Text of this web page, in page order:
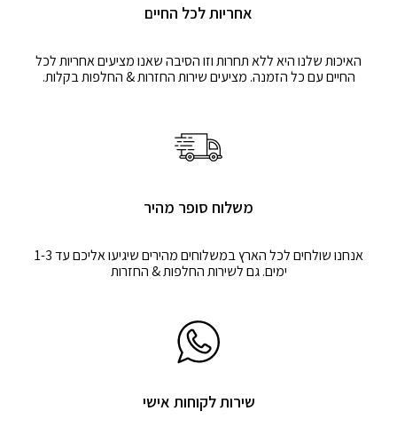
אחריות לכל החיים
האיכות שלנו היא ללא תחרות וזו הסיבה שאנו מציעים אחריות לכל
החיים עם כל הזמנה. מציעים שירות החזרות & החלפות בקלות.
משלוח סופר מהיר
אנחנו שולחים לכל הארץ במשלוחים מהירים שיגיעו אליכם עד 1-3
ימים. גם לשירות החלפות & החזרות
שירות לקוחות אישי